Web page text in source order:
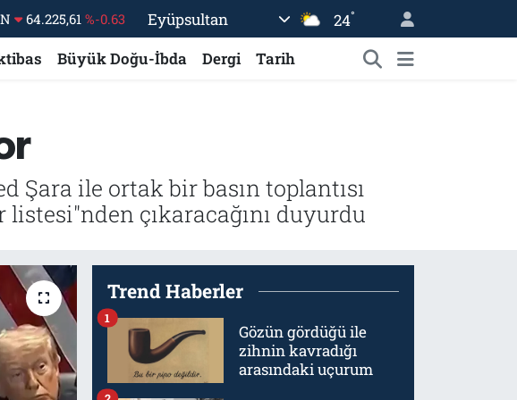
47,7143 %0.16
55,0317 %-0.02
Eyüpsultan 24°
Büyük Doğu-İbda Dergi Tarih
Şara ile ortak bir basın toplantısı
çıkaracağını duyurdu
Trend Haberler
Gözün gördüğü ile
zihnin kavradığı
arasındaki uçurum
1